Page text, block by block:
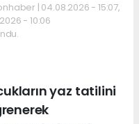
| 04.08.2026 - 15:07,
- 10:06
yaz tatilini